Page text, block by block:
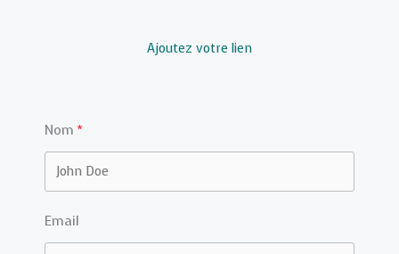
Ajoutez votre lien
Nom
Email